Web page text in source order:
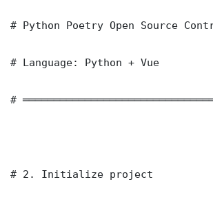
# Python Poetry Open Source
# Language: Python + Vue
#
# 2. Initialize project